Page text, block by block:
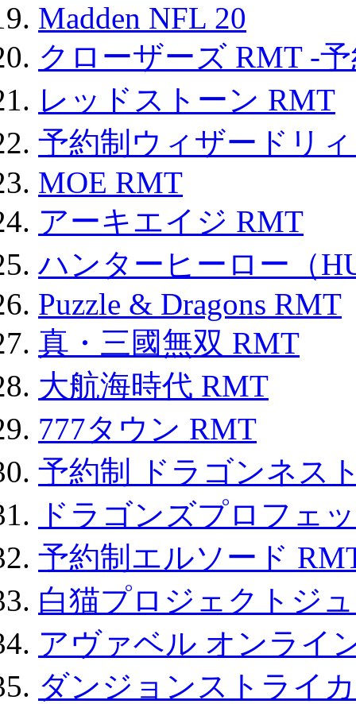
Madden NFL 20
クローザーズ RMT -
レッドストーン RMT
予約制ウィザードリ
MOE RMT
アーキエイジ RMT
ハンターヒーロー（
Puzzle & Dragons RMT
真・三國無双 RMT
大航海時代 RMT
777タウン RMT
予約制 ドラゴンネス
ドラゴンズプロフェ
予約制エルソード
白猫プロジェクトジ
アヴァベル オンライ
ダンジョンストライ